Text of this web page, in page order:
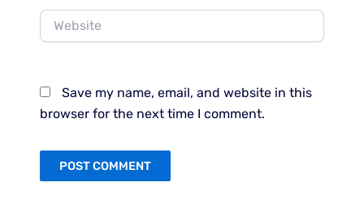
Website
Save my name, email, and website in this
browser for the next time I comment.